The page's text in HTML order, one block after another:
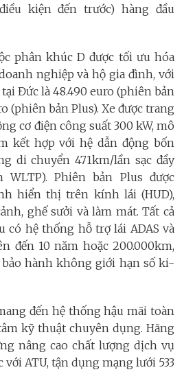
kiện đến trước) hàng đầu
phân khúc D được tối ưu hóa
nghiệp và hộ gia đình, với
Đức là 48.490 euro (phiên bản
(phiên bản Plus). Xe được trang
cơ điện công suất 300 kW, mô
kết hợp với hệ dẫn động bốn
di chuyển 471km/lần sạc đầy
WLTP). Phiên bản Plus được
hiển thị trên kính lái (HUD),
ghế sưởi và làm mát. Tất cả
có hệ thống hỗ trợ lái ADAS và
đến 10 năm hoặc 200.000km,
bảo hành không giới hạn số ki-
đến hệ thống hậu mãi toàn
kỹ thuật chuyên dụng. Hãng
nâng cao chất lượng dịch vụ
ATU, tận dụng mạng lưới 533